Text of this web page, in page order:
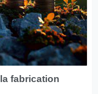
fabrication